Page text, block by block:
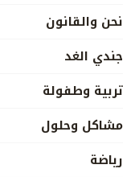
نحن والقانون
جندي الغد
تربية وطفولة
مشاكل وحلول
رياضة